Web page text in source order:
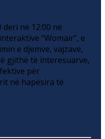
në 12:00 në
“Womair”, e
e djemve, vajzave,
gjithë të interesuarve,
për
në hapësira të